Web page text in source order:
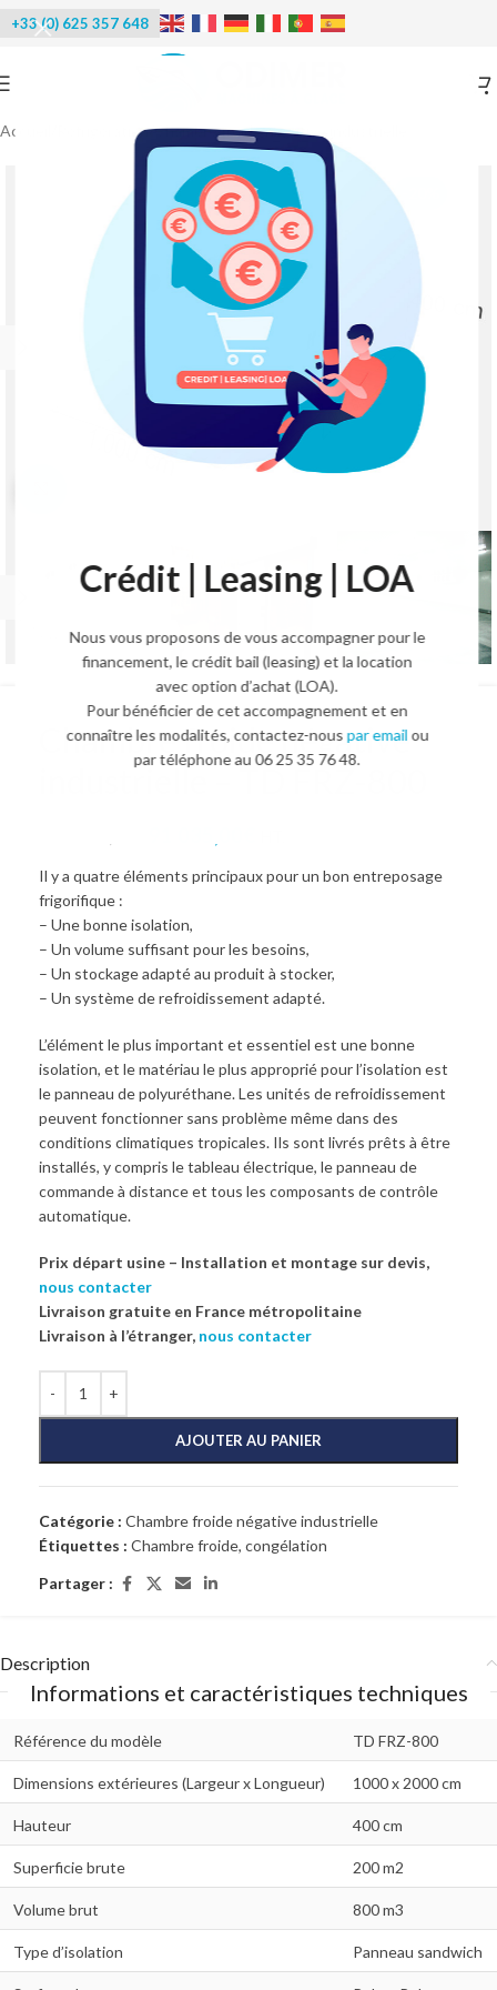
Crédit | Leasing | LOA
Nous vous proposons de vous accompagner pour le
financement, le crédit bail (leasing) et la location
avec option d’achat (LOA).
Pour bénéficier de cet accompagnement et en
connaître les modalités, contactez-nouspar email ou
par téléphone au 06 25 35 76 48.
+33 (0) 625 357 648
Accueil Réfrigération/Chambre froide négative industrielle
Chambre froide négative
industrielle – TD FRZ-800
Il y a quatre éléments principaux pour un bon entreposage
frigorifique :
– Une bonne isolation,
– Un volume suffisant pour les besoins,
– Un stockage adapté au produit à stocker,
– Un système de refroidissement adapté.
L’élément le plus important et essentiel est une bonne
isolation, et le matériau le plus approprié pour l’isolation est
le panneau de polyuréthane. Les unités de refroidissement
peuvent fonctionner sans problème même dans des
conditions climatiques tropicales. Ils sont livrés prêts à être
installés, y compris le tableau électrique, le panneau de
commande à distance et tous les composants de contrôle
automatique.
Prix départ usine – Installation et montage sur devis,
nous contacter
Livraison gratuite en France métropolitaine
Livraison à l’étranger, nous contacter
AJOUTER AU PANIER
Catégorie : Chambre froide négative industrielle
Étiquettes : Chambre froide, congélation
Partager :
Description
Informations et caractéristiques techniques
Référence du modèle TD FRZ-800
Dimensions extérieures (Largeur x Longueur) 1000 x 2000 cm
Hauteur 400 cm
Superficie brute 200 m2
Volume brut 800 m3
Type d’isolation Panneau sandwich